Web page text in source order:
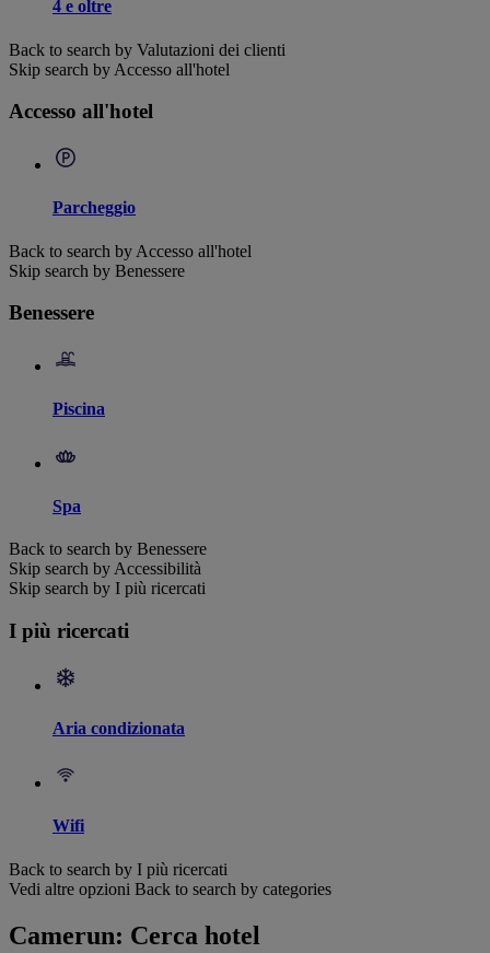
4 e oltre
Back to search by Valutazioni dei clienti
Skip search by Accesso all'hotel
Accesso all'hotel
Parcheggio
Back to search by Accesso all'hotel
Skip search by Benessere
Benessere
Piscina
Spa
Back to search by Benessere
Skip search by Accessibilità
Skip search by I più ricercati
I più ricercati
Aria condizionata
Wifi
Back to search by I più ricercati
Vedi altre opzioni Back to search by categories
Camerun: Cerca hotel